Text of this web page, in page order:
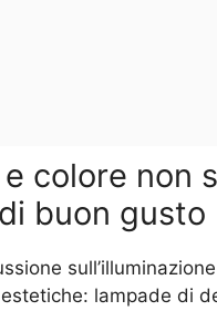
colore non
buon gusto
lampade di